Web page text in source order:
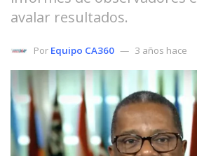
avalar resultados.
Por Equipo CA360 3 años hace